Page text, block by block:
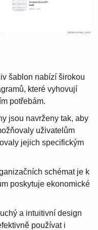
šablon nabízí širokou
které vyhovují
potřebám.
jsou navrženy tak, aby
uživatelům
jejich specifickým
schémat je k
poskytuje ekonomické
a intuitivní design
používat i